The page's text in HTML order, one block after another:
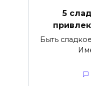
5
Быть